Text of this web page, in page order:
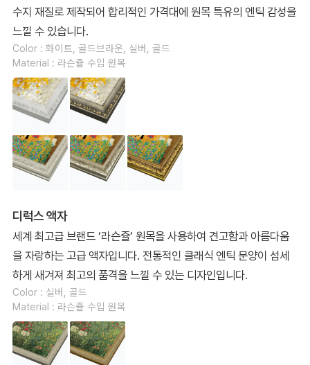
수지 재질로 제작되어 합리적인 가격대에 원목 특유의 엔틱 감성을
느낄 수 있습니다.
Color : 화이트, 골드브라운, 실버, 골드
Material : 라슨쥴 수입 원목
디럭스 액자
세계 최고급 브랜드 ‘라슨쥴’ 원목을 사용하여 견고함과 아름다움
을 자랑하는 고급 액자입니다. 전통적인 클래식 엔틱 문양이 섬세
하게 새겨져 최고의 품격을 느낄 수 있는 디자인입니다.
Color : 실버, 골드
Material : 라슨쥴 수입 원목